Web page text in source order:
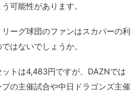
可能性があります。
ーグ球団のファンはスカパーの利
はないでしょうか。
トは4,483円ですが、DAZNでは
の主催試合や中日ドラゴンズ主催